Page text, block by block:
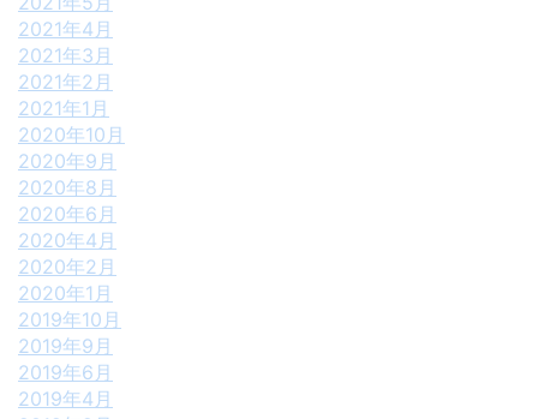
2021年4月
2021年3月
2021年2月
2021年1月
2020年10月
2020年9月
2020年8月
2020年6月
2020年4月
2020年2月
2020年1月
2019年10月
2019年9月
2019年6月
2019年4月